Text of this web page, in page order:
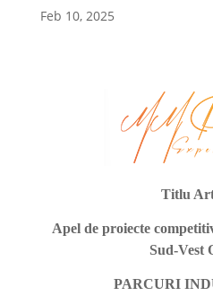
Feb 10, 2025
Titlu
Apel de proiecte
Sud-Vest
PARCURI